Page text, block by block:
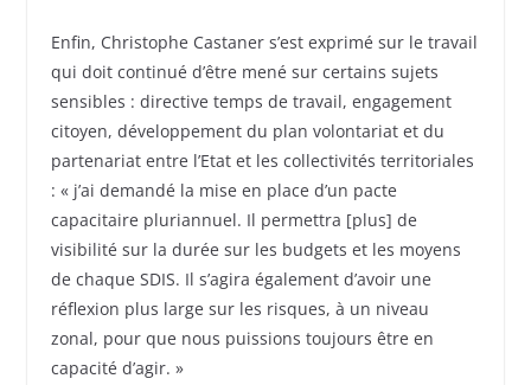
Enfin, Christophe Castaner s’est exprimé sur le travail
qui doit continué d’être mené sur certains sujets
sensibles : directive temps de travail, engagement
citoyen, développement du plan volontariat et du
partenariat entre l’Etat et les collectivités territoriales
: « j’ai demandé la mise en place d’un pacte
capacitaire pluriannuel. Il permettra [plus] de
visibilité sur la durée sur les budgets et les moyens
de chaque SDIS. Il s’agira également d’avoir une
réflexion plus large sur les risques, à un niveau
zonal, pour que nous puissions toujours être en
capacité d’agir. »